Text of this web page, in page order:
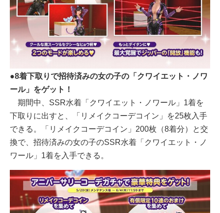
●8着下取りで招待済みの女の子の「クワイエット・ノワ
ール」をゲット！
期間中、SSR水着「クワイエット・ノワール」1着を
下取りに出すと、「リメイクコーデコイン」を25枚入手
できる。「リメイクコーデコイン」200枚（8着分）と交
換で、招待済みの女の子のSSR水着「クワイエット・ノ
ワール」1着を入手できる。